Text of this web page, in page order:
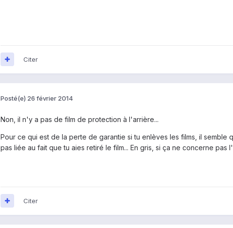
Citer
Posté(e) 26 février 2014
Non, il n'y a pas de film de protection à l'arrière...
Pour ce qui est de la perte de garantie si tu enlèves les films, il
pas liée au fait que tu aies retiré le film... En gris, si ça ne concerne pas
Citer